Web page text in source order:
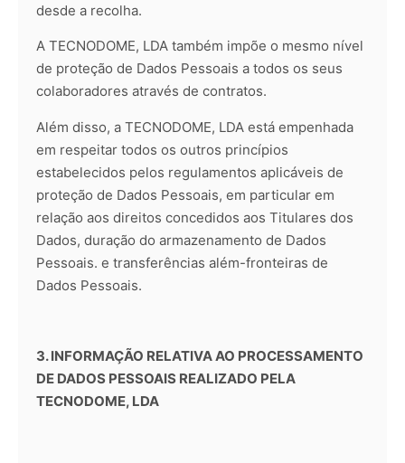
desde a recolha.
A TECNODOME, LDA também impõe o mesmo nível
de proteção de Dados Pessoais a todos os seus
colaboradores através de contratos.
Além disso, a TECNODOME, LDA está empenhada
em respeitar todos os outros princípios
estabelecidos pelos regulamentos aplicáveis de
proteção de Dados Pessoais, em particular em
relação aos direitos concedidos aos Titulares dos
Dados, duração do armazenamento de Dados
Pessoais. e transferências além-fronteiras de
Dados Pessoais.
3. INFORMAÇÃO RELATIVA AO PROCESSAMENTO
DE DADOS PESSOAIS REALIZADO PELA
TECNODOME, LDA